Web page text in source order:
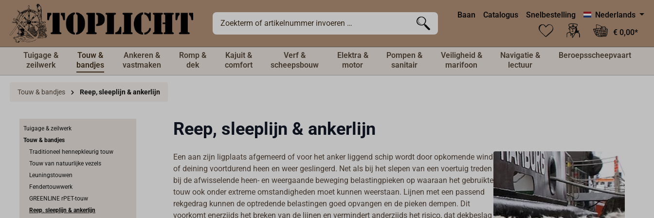
hoofdinhoud Baan Catalogus Snelbestelling
Nederlands
€ 0,00*
Tuigage &
zeilwerk
Touw &
bandjes
Ankeren &
vastmaken
Romp &
dek
Kajuit &
comfort
Verf &
scheepsbouw
Elektra &
motor
Pompen &
sanitair
Veiligheid &
marifoon
Navigatie &
lectuur
Beroepsscheepvaart
Touw & bandjes Reep, sleeplijn & ankerlijn
Tuigage & zeilwerk
Touw & bandjes
Traditioneel hennepkleurig touw
Touw van natuurlijke vezels
Leuningstouwen
Fendertouwwerk
GREENLINE rPET-touw
Reep, sleeplijn & ankerlijn
Reep, sleeplijn & ankerlijn
Een aan zijn ligplaats afgemeerd of voor het anker liggend schip wordt door opkomende wind
of deining voortdurend heen en weer geslingerd. Net als bij het slepen van een voertuig treden
bij de afwisselende heen- en weergaande beweging belastingpieken op waaraan het gebruikte
touw ook onder extreme omstandigheden moet kunnen weerstaan. Lijnen met een passend
rekgedrag kunnen de optredende belastingen goed opvangen en de pieken dempen. Dit
voorkomt enerzijds het breken van de lijnen en vermindert anderzijds het risico, dat dekbeslag